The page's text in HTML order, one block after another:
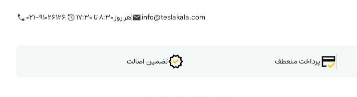
۰۲۱-۹۱۰۲۶۱۲۶ هر روز ۸:۳۰ تا ۱۷:۳۰ info@teslakala.com
پرداخت منعطف تضمین اصالت